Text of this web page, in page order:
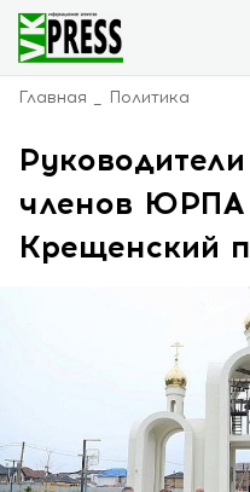
Главная Политика
членов ЮРПА
Крещенский